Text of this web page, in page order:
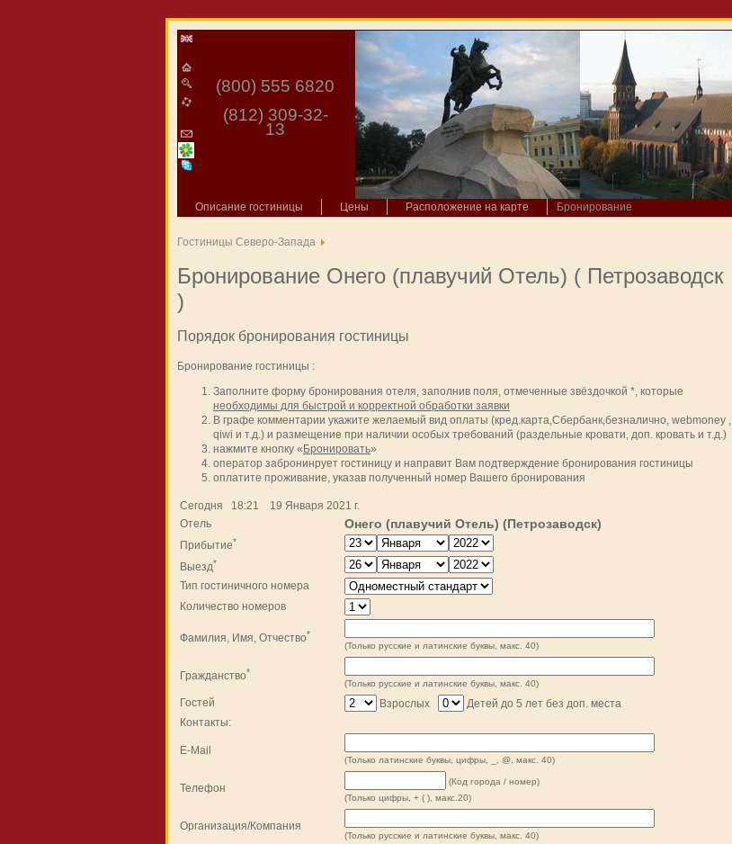
(800) 555 6820
(812) 309-32-
13
Описание гостиницы Цены Расположение на карте Бронирование
Гостиницы Северо-Запада
Бронирование Онего (плавучий Отель) ( Петрозаводск
)
Порядок бронирования гостиницы
Бронирование гостиницы :
Заполните форму бронирования отеля, заполнив поля, отмеченные звёздочкой *, которые
необходимы для быстрой и корректной обработки заявки
В графе комментарии укажите желаемый вид оплаты (кред.карта,Сбербанк,безналично, webmoney ,
qiwi и т.д.) и размещение при наличии особых требований (раздельные кровати, доп. кровать и т.д.)
нажмите кнопку « Бронировать»
оператор забронинрует гостиницу и направит Вам подтверждение бронирования гостиницы
оплатите проживание, указав полученный номер Вашего бронирования
Сегодня 18:21 19 Января 2021 г.
Отель
Онего (плавучий Отель) (Петрозаводск)
Прибытие*
Выезд*
Тип гостиничного номера
Количество номеров
Фамилия, Имя, Отчество*
(Только русские и латинские буквы, макс. 40)
Гражданство*
(Только русские и латинские буквы, макс. 40)
Гостей Взрослых
Детей до 5 лет без доп. места
Контакты:
E-Mail
(Только латинские буквы, цифры, _, @, макс. 40)
Телефон
(Код города / номер)
(Только цифры, + ( ), макс.20)
Организация/Компания
(Только русские и латинские буквы, макс. 40)